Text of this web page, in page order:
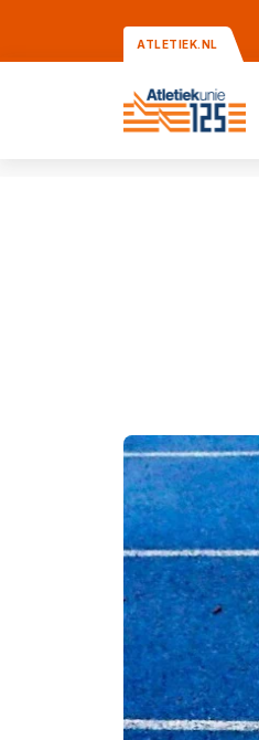
ATLETIEK.NL